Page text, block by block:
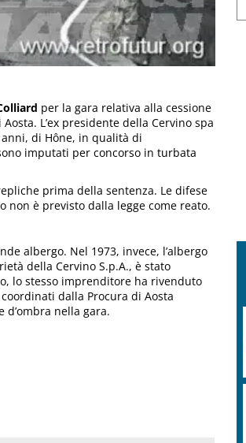
per la gara relativa alla cessione
L’ex presidente della Cervino spa
di Hône, in qualità di
imputati per concorso in turbata
prima della sentenza. Le difese
non è previsto dalla legge come reato.
albergo. Nel 1973, invece, l’albergo
della Cervino S.p.A., è stato
lo stesso imprenditore ha rivenduto
dalla Procura di Aosta
nella gara.